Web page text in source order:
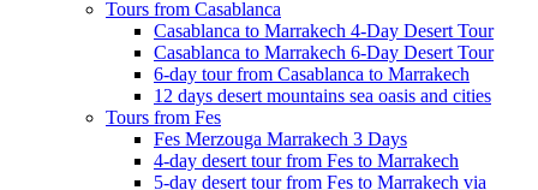
Tours from Casablanca
Casablanca to Marrakech 4-Day Desert Tour
Casablanca to Marrakech 6-Day Desert Tour
6-day tour from Casablanca to Marrakech
12 days desert mountains sea oasis and cities
Tours from Fes
Fes Merzouga Marrakech 3 Days
4-day desert tour from Fes to Marrakech
5-day desert tour from Fes to Marrakech via